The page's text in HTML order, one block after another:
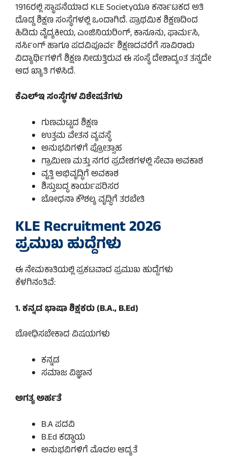
1916ರಲ್ಲಿ ಸ್ಥಾಪನೆಯಾದ KLE Societyಯೂ ಕರ್ನಾಟಕದ ಅತಿ
ದೊಡ್ಡ ಶಿಕ್ಷಣ ಸಂಸ್ಥೆಗಳಲ್ಲಿ ಒಂದಾಗಿದೆ. ಪ್ರಾಥಮಿಕ ಶಿಕ್ಷಣದಿಂದ
ಹಿಡಿದು ವೈದ್ಯಕೀಯ, ಎಂಜಿನಿಯರಿಂಗ್, ಕಾನೂನು, ಫಾರ್ಮಸಿ,
ನರ್ಸಿಂಗ್ ಹಾಗೂ ಪದವಿಪೂರ್ವ ಶಿಕ್ಷಣದವರೆಗೆ ಸಾವಿರಾರು
ವಿದ್ಯಾರ್ಥಿಗಳಿಗೆ ಶಿಕ್ಷಣ ನೀಡುತ್ತಿರುವ ಈ ಸಂಸ್ಥೆ ದೇಶಾದ್ಯಂತ ತನ್ನದೇ
ಆದ ಖ್ಯಾತಿ ಗಳಿಸಿದೆ.
ಕೆಎಲ್‌ಇ ಸಂಸ್ಥೆಗಳ ವಿಶೇಷತೆಗಳು
ಗುಣಮಟ್ಟದ ಶಿಕ್ಷಣ
ಉತ್ತಮ ವೇತನ ವ್ಯವಸ್ಥೆ
ಅನುಭವಿಗಳಿಗೆ ಪ್ರೋತ್ಸಾಹ
ಗ್ರಾಮೀಣ ಮತ್ತು ನಗರ ಪ್ರದೇಶಗಳಲ್ಲಿ ಸೇವಾ ಅವಕಾಶ
ವೃತ್ತಿ ಅಭಿವೃದ್ಧಿಗೆ ಅವಕಾಶ
ಶಿಸ್ತುಬದ್ಧ ಕಾರ್ಯಪರಿಸರ
ಬೋಧನಾ ಕೌಶಲ್ಯ ವೃದ್ಧಿಗೆ ತರಬೇತಿ
KLE Recruitment 2026
ಪ್ರಮುಖ ಹುದ್ದೆಗಳು
ಈ ನೇಮಕಾತಿಯಲ್ಲಿ ಪ್ರಕಟವಾದ ಪ್ರಮುಖ ಹುದ್ದೆಗಳು
ಕೆಳಗಿನಂತಿವೆ:
1. ಕನ್ನಡ ಭಾಷಾ ಶಿಕ್ಷಕರು (B.A.,B.Ed)
ಬೋಧಿಸಬೇಕಾದ ವಿಷಯಗಳು
ಕನ್ನಡ
ಸಮಾಜ ವಿಜ್ಞಾನ
ಅಗತ್ಯ ಅರ್ಹತೆ
B.A ಪದವಿ
B.Ed ಕಡ್ಡಾಯ
ಅನುಭವಿಗಳಿಗೆ ಮೊದಲ ಆದ್ಯತೆ